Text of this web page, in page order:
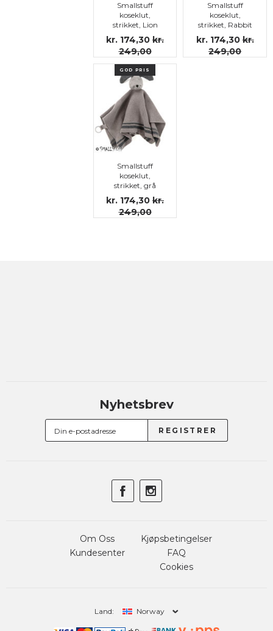
Smallstuff
koseklut,
strikket, Lion
Hazel
kr. 174,30 kr.
249,00
Smallstuff
koseklut,
strikket, Rabbit
Powder
kr. 174,30 kr.
249,00
GOD PRIS
Smallstuff
koseklut,
strikket, grå
kr. 174,30 kr.
249,00
Nyhetsbrev
Om Oss
Kundesenter
Kjøpsbetingelser
FAQ
Cookies
Land: Norway